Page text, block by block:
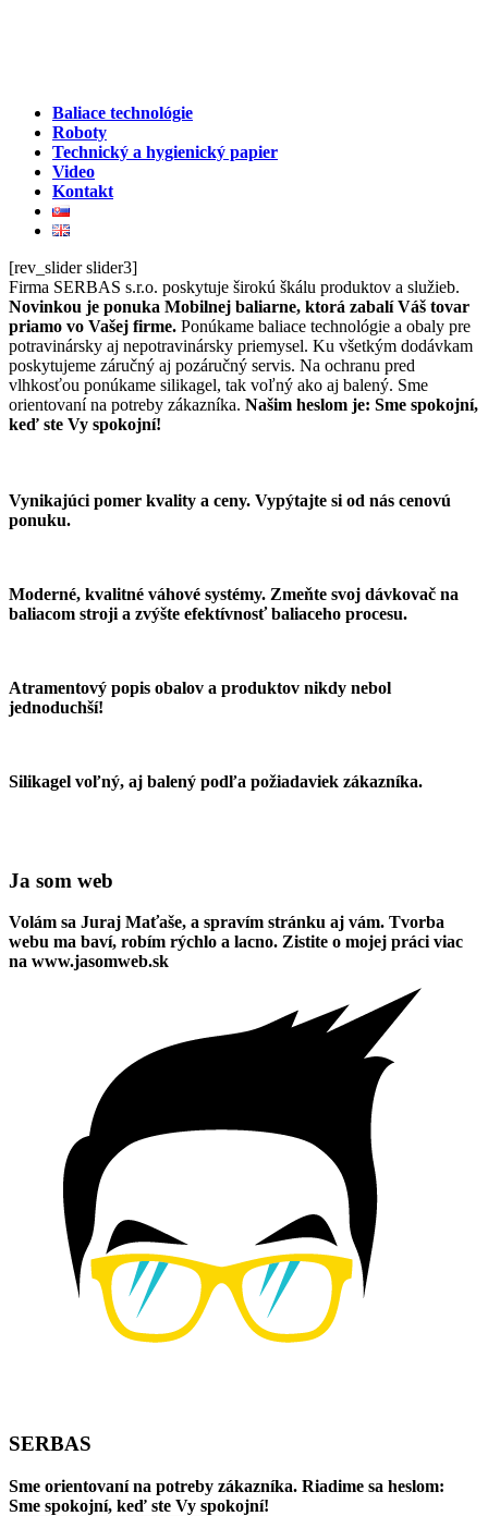
Baliace technológie
Roboty
Technický a hygienický papier
Video
Kontakt
[rev_slider slider3]
Firma SERBAS s.r.o. poskytuje širokú škálu produktov a služieb.
Novinkou je ponuka Mobilnej baliarne, ktorá zabalí Váš tovar
priamo vo Vašej firme. Ponúkame baliace technológie a obaly pre
potravinársky aj nepotravinársky priemysel. Ku všetkým dodávkam
poskytujeme záručný aj pozáručný servis. Na ochranu pred
vlhkosťou ponúkame silikagel, tak voľný ako aj balený. Sme
orientovaní na potreby zákazníka. Našim heslom je: Sme spokojní,
keď ste Vy spokojní!
Vynikajúci pomer kvality a ceny. Vypýtajte si od nás cenovú
ponuku.
Moderné, kvalitné váhové systémy. Zmeňte svoj dávkovač na
baliacom stroji a zvýšte efektívnosť baliaceho procesu.
Atramentový popis obalov a produktov nikdy nebol
jednoduchší!
Silikagel voľný, aj balený podľa požiadaviek zákazníka.
Ja som web
Volám sa Juraj Maťaše, a spravím stránku aj vám. Tvorba
webu ma baví, robím rýchlo a lacno. Zistite o mojej práci viac
na www.jasomweb.sk
SERBAS
Sme orientovaní na potreby zákazníka. Riadime sa heslom:
Sme spokojní, keď ste Vy spokojní!